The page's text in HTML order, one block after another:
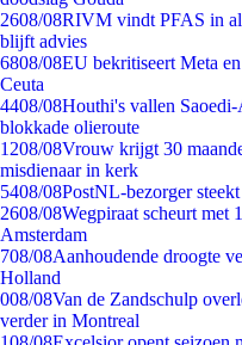
2608/08RIVM vindt PFAS in al
blijft advies
6808/08EU bekritiseert Meta
Ceuta
4408/08Houthi's vallen Saoedi-
blokkade olieroute
1208/08Vrouw krijgt 30
misdienaar in kerk
5408/08PostNL-bezorger
2608/08Wegpiraat scheurt met
Amsterdam
708/08Aanhoudende droogte
Holland
008/08Van de Zandschulp
verder in Montreal